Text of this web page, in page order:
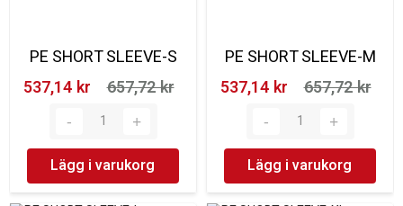
PE SHORT SLEEVE-S
537,14 kr‎
657,72 kr‎
Lägg i varukorg
PE SHORT SLEEVE-M
537,14 kr‎
657,72 kr‎
Lägg i varukorg